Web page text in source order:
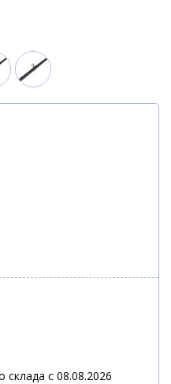
склада с 08.08.2026